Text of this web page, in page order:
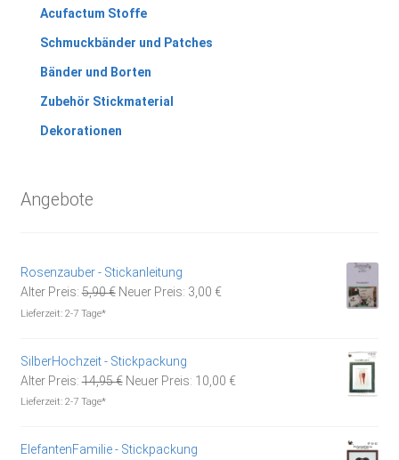
Acufactum Stoffe
Schmuckbänder und Patches
Bänder und Borten
Zubehör Stickmaterial
Dekorationen
Angebote
Rosenzauber - Stickanleitung
Alter Preis: 5,90€ Ursprünglicher
Neuer Preis: 3,00 €Aktueller
Lieferzeit: 2-7 Tage*
SilberHochzeit - Stickpackung
Alter Preis: 14,95€ Ursprünglicher
Neuer Preis: 10,00 €Aktueller
Lieferzeit: 2-7 Tage*
ElefantenFamilie - Stickpackung